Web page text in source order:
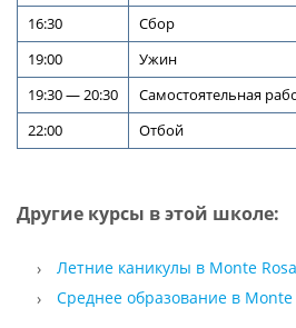
16:30
Сбор
19:00
Ужин
19:30 — 20:30
Самостоятельная
22:00
Отбой
Другие курсы в этой школе:
Летние каникулы в Monte Rosa
Среднее образование в Monte